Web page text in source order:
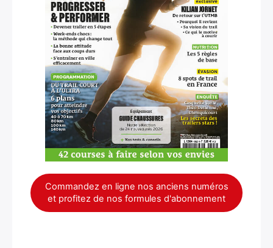
Commandez en ligne nos anciens numéros
et profitez de nos formules d'abonnement